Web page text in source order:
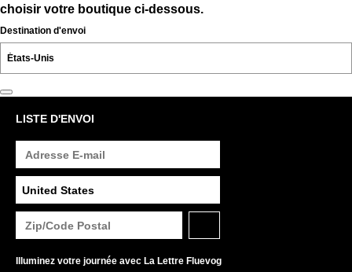
choisir votre boutique ci-dessous.
Destination d'envoi
LISTE D'ENVOI
Illuminez votre journée avec La Lettre Fluevog